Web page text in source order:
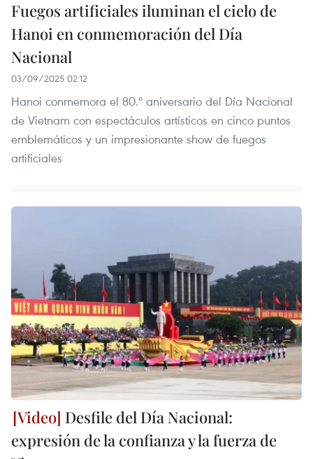
Fuegos artificiales iluminan el cielo de
Hanoi en conmemoración del Día
Nacional
03/09/2025 02:12
Hanoi conmemora el 80.º aniversario del Día Nacional
de Vietnam con espectáculos artísticos en cinco puntos
emblemáticos y un impresionante show de fuegos
artificiales
Desfile del Día Nacional:
expresión de la confianza y la fuerza de